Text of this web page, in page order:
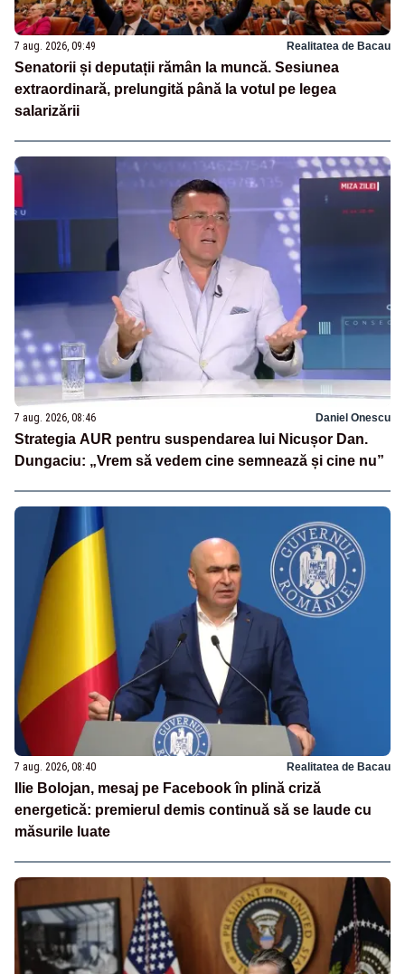
7 aug. 2026, 09:49 Realitatea de Bacau
Senatorii și deputații rămân la muncă. Sesiunea
extraordinară, prelungită până la votul pe legea
salarizării
7 aug. 2026, 08:46 Daniel Onescu
Strategia AUR pentru suspendarea lui Nicușor Dan.
Dungaciu: „Vrem să vedem cine semnează și cine nu”
7 aug. 2026, 08:40 Realitatea de Bacau
Ilie Bolojan, mesaj pe Facebook în plină criză
energetică: premierul demis continuă să se laude cu
măsurile luate